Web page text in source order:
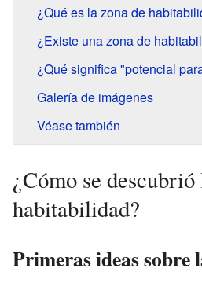
¿Qué es la zona de
¿Existe una zona de
¿Qué significa "potencial
Galería de imágenes
Véase también
¿Cómo se descubrió
habitabilidad?
Primeras ideas sobre